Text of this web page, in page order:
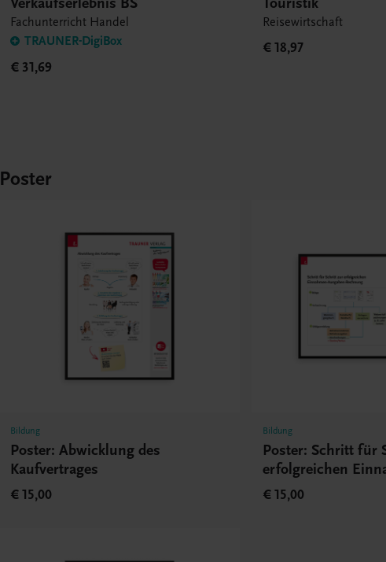
Fachunterricht Handel
TRAUNER-DigiBox
€ 31,69
Reisewirtschaft
€ 18,97
Poster
Bildung
Poster: Abwicklung des
Kaufvertrages
€ 15,00
Bildung
Poster: Schritt für
erfolgreichen
Ausgaben-Rechnung
€ 15,00